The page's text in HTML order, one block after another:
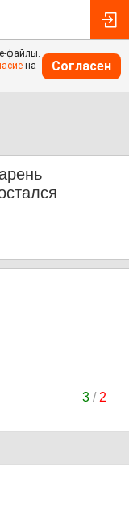
файлы.
на
Согласен
3/ 2